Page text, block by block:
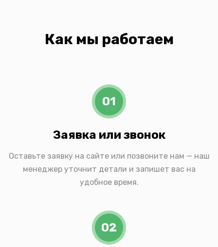
Как мы работаем
01
Заявка или звонок
Оставьте заявку на сайте или позвоните нам — наш
менеджер уточнит детали и запишет вас на
удобное время.
02